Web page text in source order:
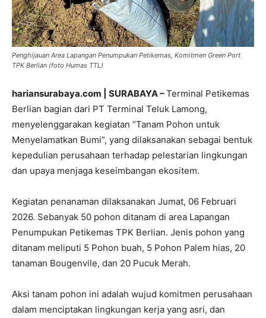
Penghijauan Area Lapangan Penumpukan Petikemas, Komitmen Green Port
TPK Berlian (foto Humas TTL)
hariansurabaya.com | SURABAYA –Terminal Petikemas
Berlian bagian dari PT Terminal Teluk Lamong,
menyelenggarakan kegiatan “Tanam Pohon untuk
Menyelamatkan Bumi”, yang dilaksanakan sebagai bentuk
kepedulian perusahaan terhadap pelestarian lingkungan
dan upaya menjaga keseimbangan ekositem.
Kegiatan penanaman dilaksanakan Jumat, 06 Februari
2026. Sebanyak 50 pohon ditanam di area Lapangan
Penumpukan Petikemas TPK Berlian. Jenis pohon yang
ditanam meliputi 5 Pohon buah, 5 Pohon Palem hias, 20
tanaman Bougenvile, dan 20 Pucuk Merah.
Aksi tanam pohon ini adalah wujud komitmen perusahaan
dalam menciptakan lingkungan kerja yang asri, dan